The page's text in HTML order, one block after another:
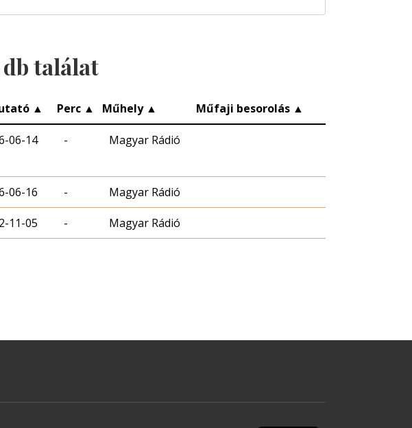
db találat
▲ Perc ▲ Műhely ▲ Műfaji besorolás ▲
06-14 - Magyar Rádió
06-16 - Magyar Rádió
11-05 - Magyar Rádió